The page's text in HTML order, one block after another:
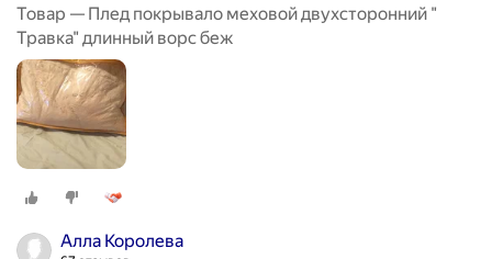
Товар — Плед покрывало меховой двухсторонний "
Травка" длинный ворс беж
Алла Королева